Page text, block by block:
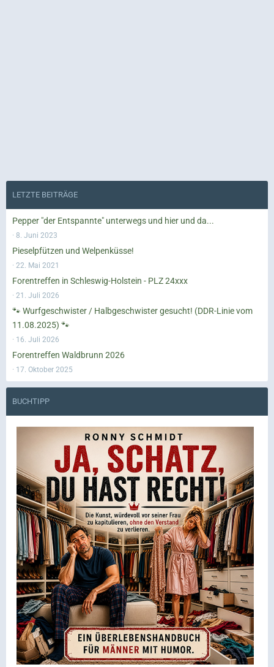
LETZTE BEITRÄGE
Pepper "der Entspannte" unterwegs und hier und da...
8. Juni 2023
Pieselpfützen und Welpenküsse!
22. Mai 2021
Forentreffen in Schleswig-Holstein - PLZ 24xxx
21. Juli 2026
🐾 Wurfgeschwister / Halbgeschwister gesucht! (DDR-Linie vom
11.08.2025) 🐾
16. Juli 2026
Forentreffen Waldbrunn 2026
17. Oktober 2025
BUCHTIPP